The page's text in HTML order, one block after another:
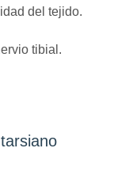
del tejido.
tibial.